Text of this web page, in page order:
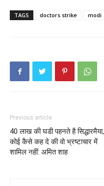
TAGS doctors strike modi
Previous article
40 लाख की घडी पहनते है सिद्धारमैया,
कोई कैसे कह दे की वो भ्रष्टाचार में
शामिल नहीं: अमित शाह